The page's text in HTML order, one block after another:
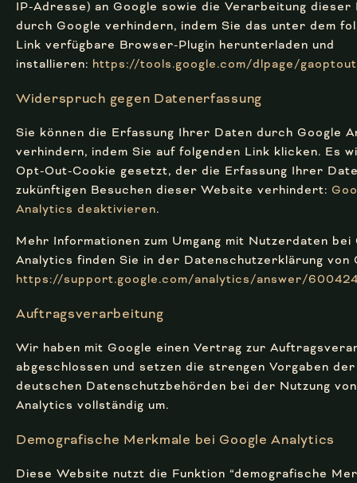
IP-Adresse) an Google sowie die Verarbeitung dieser
durch Google verhindern, indem Sie das unter dem
Link verfügbare Browser-Plugin herunterladen und
installieren: https://tools.google.com/dlpage/
Widerspruch gegen Datenerfassung
Sie können die Erfassung Ihrer Daten durch Google
verhindern, indem Sie auf folgenden Link klicken. Es
Opt-Out-Cookie gesetzt, der die Erfassung Ihrer
zukünftigen Besuchen dieser Website verhindert:
Analytics deaktivieren.
Mehr Informationen zum Umgang mit Nutzerdaten bei
Analytics finden Sie in der Datenschutzerklärung von
https://support.google.com/analytics/answer/
Auftragsverarbeitung
Wir haben mit Google einen Vertrag zur
abgeschlossen und setzen die strengen Vorgaben der
deutschen Datenschutzbehörden bei der Nutzung
Analytics vollständig um.
Demografische Merkmale bei Google Analytics
Diese Website nutzt die Funktion “demografische